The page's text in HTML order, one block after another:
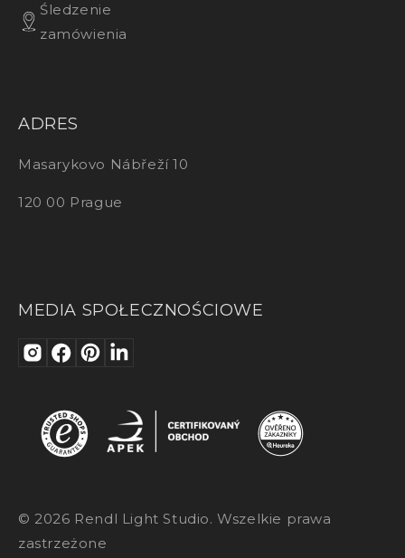
Śledzenie
zamówienia
ADRES
Masarykovo Nábřeží 10
120 00 Prague
MEDIA SPOŁECZNOŚCIOWE
© 2026 Rendl Light Studio. Wszelkie prawa
zastrzeżone